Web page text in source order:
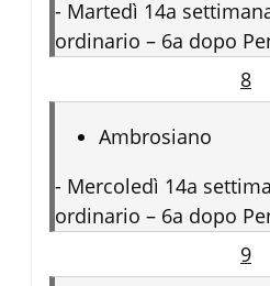
- Martedì 14a
ordinario – 6a dopo
8
Ambrosiano
- Mercoledì 14a
ordinario – 6a dopo
9